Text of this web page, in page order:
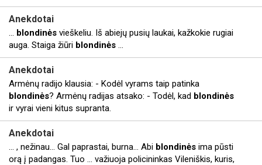
Anekdotai
... blondinės vieškeliu. Iš abiejų pusių laukai, kažkokie rugiai
auga. Staiga žiūri blondinės ...
Anekdotai
Armėnų radijo klausia: - Kodėl vyrams taip patinka
blondinės? Armėnų radijas atsako: - Todėl, kad blondinės
ir vyrai vieni kitus supranta.
Anekdotai
... , nežinau... Gal paprastai, burna... Abi blondinės ima pūsti
orą į padangas. Tuo ... važiuoja policininkas Vileniškis, kuris,